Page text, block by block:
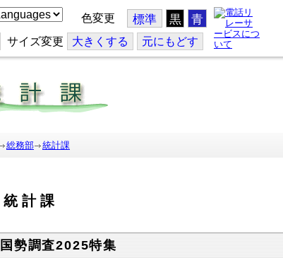
色変更 標準 黒 青
サイズ変更 大きくする 元にもどす
総務部 統計課
統計課
国勢調査2025特集